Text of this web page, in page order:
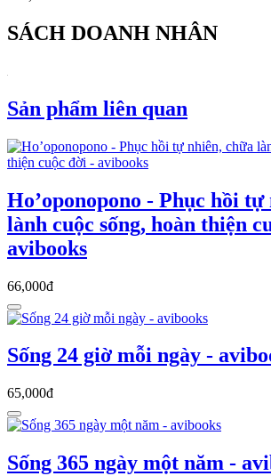
SÁCH DOANH NHÂN
Sản phẩm liên quan
Ho’oponopono - Phục hồi tự
lành cuộc sống, hoàn thiện
avibooks
66,000đ
Sống 24 giờ mỗi ngày -
65,000đ
Sống 365 ngày một năm -